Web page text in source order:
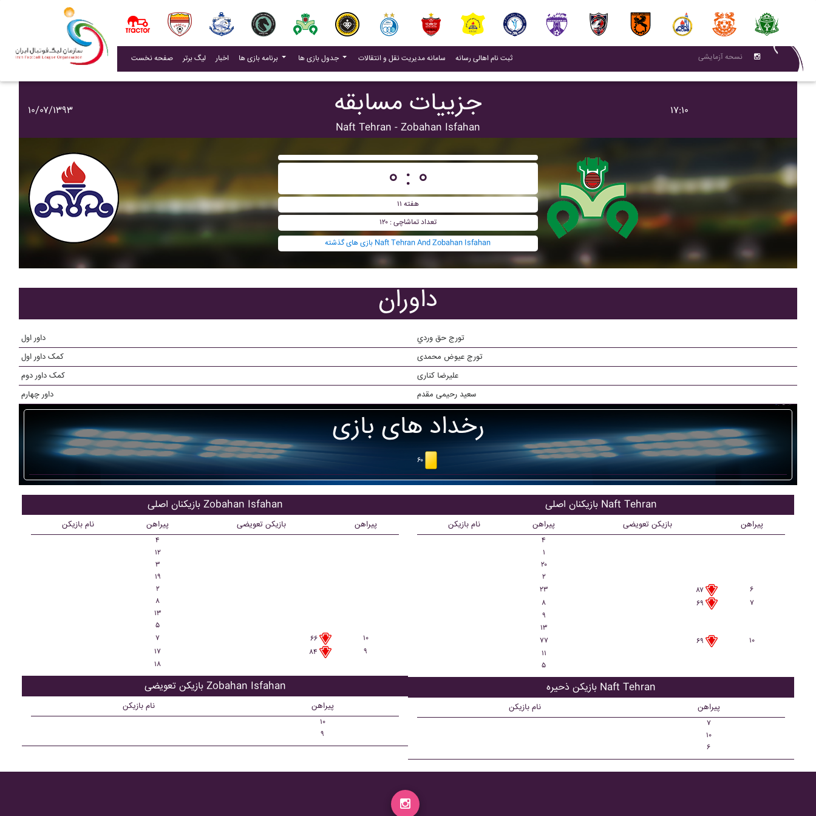
صفحه نخست لیگ برتر اخبار(current) برنامه بازی ها جدول بازی ها سامانه مدیریت نقل و انتقالات (current)
ثبت نام اهالی رسانه(current) نسحه آزمایشی
۱۰/۰۷/۱۳۹۳ جزییات مسابقه
Naft Tehran - Zobahan Isfahan
۱۷:۱۰
۰ : ۰
هفته ۱۱
تعداد تماشاچی : ۱۲۰
بازی های گذشته Naft Tehran And Zobahan Isfahan
داوران
داور اول
تورج حق وردي
کمک داور اول
تورج عیوض محمدی
کمک داور دوم
علیرضا کناری
داور چهارم
سعید رحیمی مقدم
رخداد های بازی
۶۰
بازیکنان اصلی Zobahan Isfahan
نام بازیکن پیراهن بازیکن تعویضی پیراهن
۴
۱۲
۳
۱۹
۲
۸
۱۳
۵
۷
۶۶
۱۰
۱۷
۸۴
۹
۱۸
بازیکن تعویضی Zobahan Isfahan
نام بازیکن پیراهن
۱۰
۹
بازیکنان اصلی Naft Tehran
نام بازیکن پیراهن بازیکن تعویضی پیراهن
۴
۱
۲۰
۲
۲۳
۸۷
۶
۸
۶۹
۷
۹
۱۳
۷۷
۶۹
۱۰
۱۱
۵
بازیکن ذحیره Naft Tehran
نام بازیکن پیراهن
۷
۱۰
۶